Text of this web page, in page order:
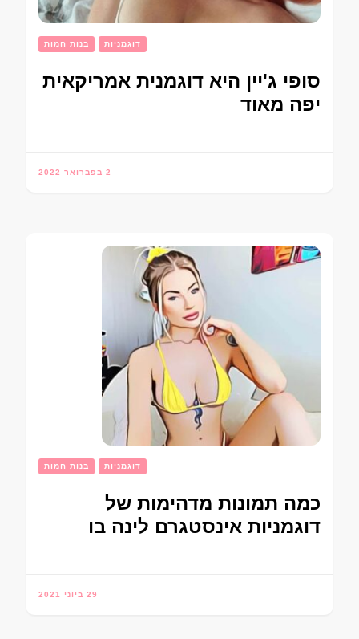
בנות חמות דוגמניות
סופי ג'יין היא דוגמנית אמריקאית
יפה מאוד
2 בפברואר 2022
בנות חמות דוגמניות
כמה תמונות מדהימות של
דוגמניות אינסטגרם לינה בו
29 ביוני 2021